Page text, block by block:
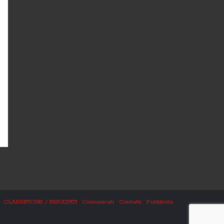
CLASSIFICHE / RISULTATI Comunicati Contatti Pubblicità